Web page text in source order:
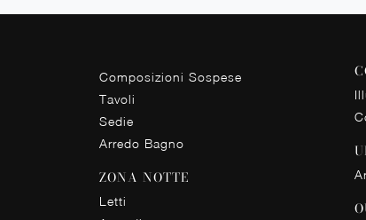
Composizioni Sospese
Tavoli
Sedie
Arredo Bagno
ZONA NOTTE
Letti